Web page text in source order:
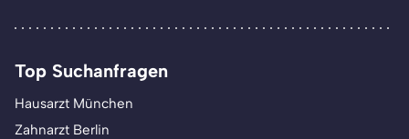
Top Suchanfragen
Hausarzt München
Zahnarzt Berlin